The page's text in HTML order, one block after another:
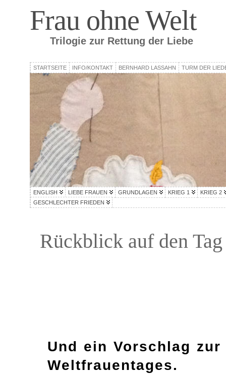
Frau ohne Welt
Trilogie zur Rettung der Liebe
STARTSEITE INFO/KONTAKT BERNHARD LASSAHN TURM DER
ENGLISH LIEBE FRAUEN GRUNDLAGEN KRIEG 1
KRIEG 2
GESCHLECHTER FRIEDEN
Rückblick auf den
Und ein Vorschlag
Weltfrauentages.